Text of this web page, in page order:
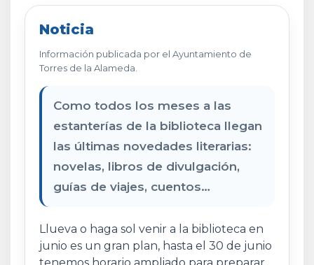
Noticia
Información publicada por el Ayuntamiento de
Torres de la Alameda.
Como todos los meses a las
estanterías de la biblioteca llegan
las últimas novedades literarias:
novelas, libros de divulgación,
guías de viajes, cuentos…
Llueva o haga sol venir a la biblioteca en
junio es un gran plan, hasta el 30 de junio